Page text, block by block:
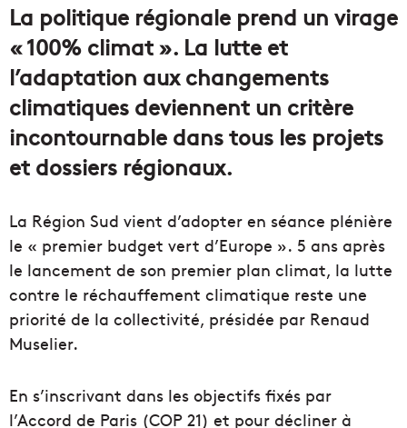
La politique régionale prend un virage
« 100% climat ». La lutte et
l’adaptation aux changements
climatiques deviennent un critère
incontournable dans tous les projets
et dossiers régionaux.
La Région Sud vient d’adopter en séance plénière
le « premier budget vert d’Europe ». 5 ans après
le lancement de son premier plan climat, la lutte
contre le réchauffement climatique reste une
priorité de la collectivité, présidée par Renaud
Muselier.
En s’inscrivant dans les objectifs fixés par
l’Accord de Paris (COP 21) et pour décliner à